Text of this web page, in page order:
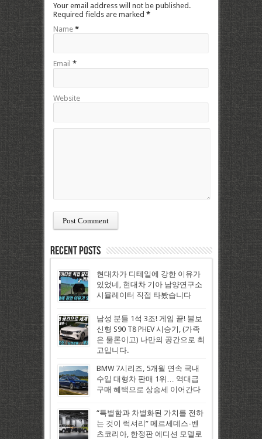
Your email address will not be published.
Required fields are marked *
Name *
Email *
Website
Recent Posts
현대차가 디테일에 강한 이유가
있었네, 현대차 기아 남양연구소
시뮬레이터 직접 타봤습니다
남성 분들 1석 3조! 게임 끝! 볼보
신형 S90 T8 PHEV 시승기, (가족
은 물론이고) 나만의 공간으로 최
고입니다.
BMW 7시리즈, 5개월 연속 국내
수입 대형차 판매 1위… 역대급
구매 혜택으로 상승세 이어간다
“특별함과 차별화된 가치를 전하
는 것이 럭셔리” 메르세데스-벤
츠코리아, 한정판 에디션 모델로